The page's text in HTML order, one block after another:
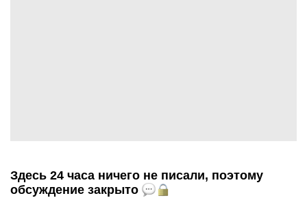
Здесь 24 часа ничего не писали, поэтому
обсуждение закрыто